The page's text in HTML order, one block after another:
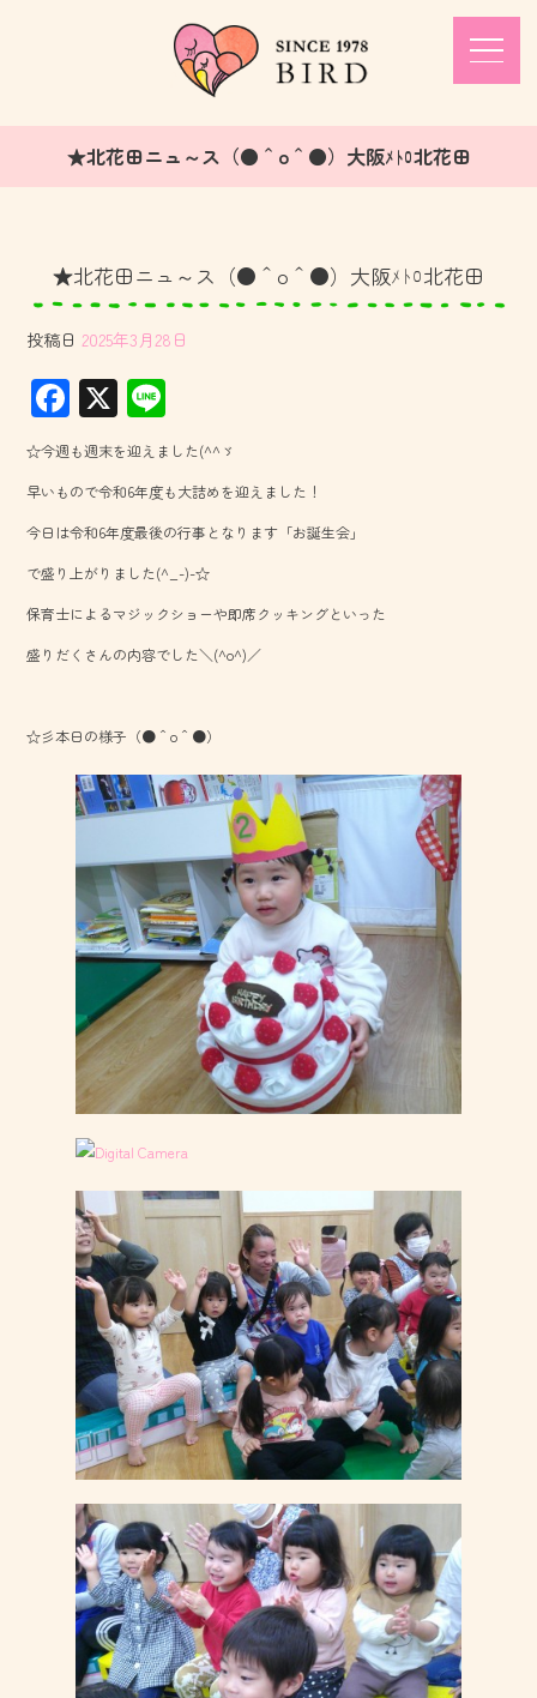
★北花田ニュ～ス（●＾o＾●）大阪ﾒﾄﾛ北花田
★北花田ニュ～ス（●＾o＾●）大阪ﾒﾄﾛ北花田
投稿日 2025年3月28日
F
ac
e
b
o
ok
X
ne
☆今週も週末を迎えました(^^ゞ
早いもので令和6年度も大詰めを迎えました！
今日は令和6年度最後の行事となります「お誕生会」
で盛り上がりました(^_-)-☆
保育士によるマジックショーや即席クッキングといった
盛りだくさんの内容でした＼(^o^)／
☆彡本日の様子（●＾o＾●）